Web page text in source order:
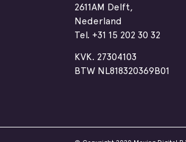
2611AM Delft,
Nederland
Tel. +31 15 202 30 32
KVK. 27304103
BTW NL818320369B01